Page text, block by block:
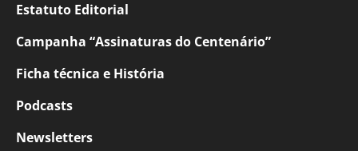
Estatuto Editorial
Campanha “Assinaturas do Centenário”
Ficha técnica e História
Podcasts
Newsletters